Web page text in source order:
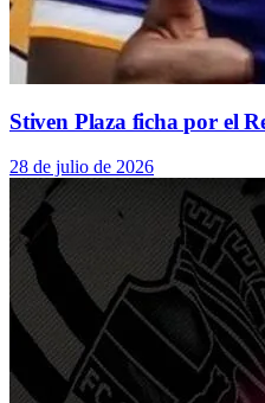
Stiven Plaza ficha por el
28 de julio de 2026